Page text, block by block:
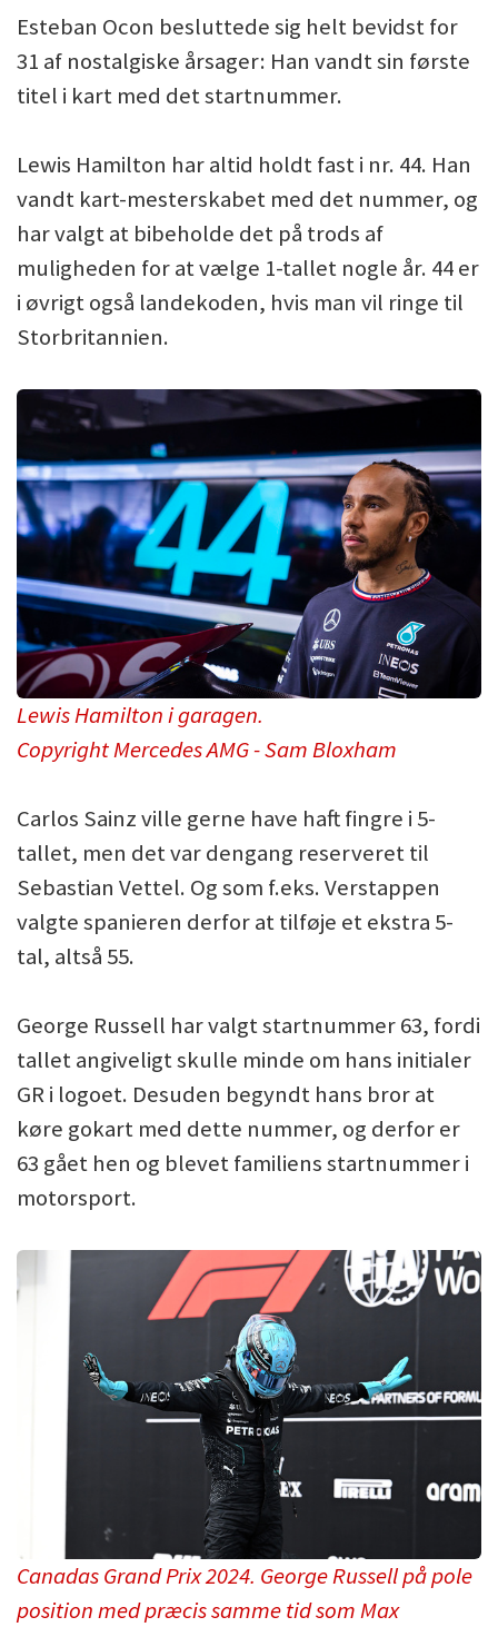
Esteban Ocon besluttede sig helt bevidst for
31 af nostalgiske årsager: Han vandt sin første
titel i kart med det startnummer.
Lewis Hamilton har altid holdt fast i nr. 44. Han
vandt kart-mesterskabet med det nummer, og
har valgt at bibeholde det på trods af
muligheden for at vælge 1-tallet nogle år. 44 er
i øvrigt også landekoden, hvis man vil ringe til
Storbritannien.
Lewis Hamilton i garagen.
Copyright Mercedes AMG - Sam Bloxham
Carlos Sainz ville gerne have haft fingre i 5-
tallet, men det var dengang reserveret til
Sebastian Vettel. Og som f.eks. Verstappen
valgte spanieren derfor at tilføje et ekstra 5-
tal, altså 55.
George Russell har valgt startnummer 63, fordi
tallet angiveligt skulle minde om hans initialer
GR i logoet. Desuden begyndt hans bror at
køre gokart med dette nummer, og derfor er
63 gået hen og blevet familiens startnummer i
motorsport.
Canadas Grand Prix 2024. George Russell på pole
position med præcis samme tid som Max